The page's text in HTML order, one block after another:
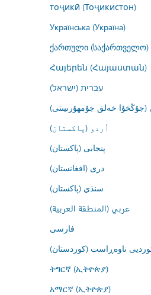
тоҷикӣ (Тоҷикистон)
Українська (Україна)
ქართული (საქართველო)
Հայերեն (Հայաստան)
עברית (ישראל)
(جۇڭخۇا خەلق جۇمھۇرىيىتى)
اُردو (پاکستان)
پنجابی (پاکستان)
درى (افغانستان)
سنڌي (پاکستان)
عربي (المنطقة العربية)
فارسى
ناوەڕاست (کوردستان)
ትግርኛ (ኢትዮጵያ)
አማርኛ (ኢትዮጵያ)